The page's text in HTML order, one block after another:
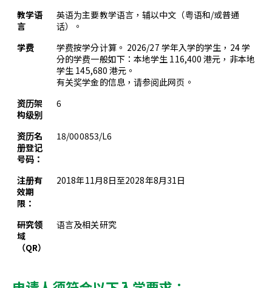
教学语
言
英语为主要教学语言，辅以中文（粤语和/或普通
话）。
学费
学费按学分计算。 2026/27 学年入学的学生，24 学
分的学费一般如下：本地学生 116,400 港元，非本地
学生 145,680 港元。
有关奖学金的信息，请参阅此网页 。
资历架
构级别
6
资历名
册登记
号码：
18/000853/L6
注册有
效期
限：
2018年11月8日至2028年8月31日
研究领
域
（QR）
语言及相关研究